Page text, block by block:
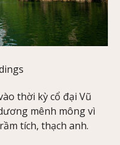
thời kỳ cổ đại Vũ
mênh mông vì
tích, thạch anh.